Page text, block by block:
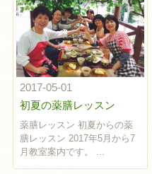
2017-05-01
初夏の薬膳レッスン
薬膳レッスン 初夏からの薬
膳レッスン 2017年5月から7
月教室案内です。 ...